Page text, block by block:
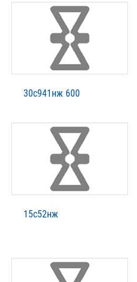
30с941нж 600
15с52нж